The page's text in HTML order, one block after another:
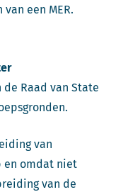
een MER.
Raad van State
van
en omdat niet
van de